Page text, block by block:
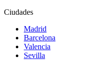
Ciudades
Madrid
Barcelona
Valencia
Sevilla